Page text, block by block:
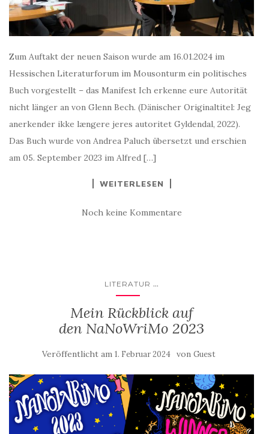
Zum Auftakt der neuen Saison wurde am 16.01.2024 im
Hessischen Literaturforum im Mousonturm ein politisches
Buch vorgestellt – das Manifest Ich erkenne eure Autorität
nicht länger an von Glenn Bech. (Dänischer Originaltitel: Jeg
anerkender ikke længere jeres autoritet Gyldendal, 2022).
Das Buch wurde von Andrea Paluch übersetzt und erschien
am 05. September 2023 im Alfred […]
WEITERLESEN
Noch keine Kommentare
LITERATUR ...
Mein Rückblick auf
den NaNoWriMo 2023
Veröffentlicht am 1. Februar 2024 von Guest